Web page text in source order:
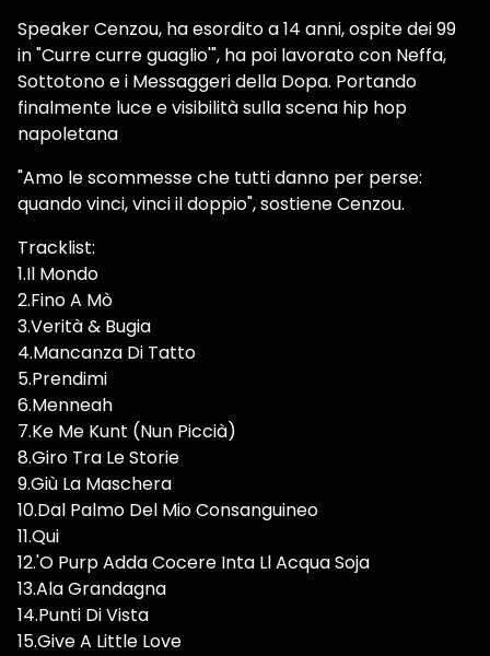
Speaker Cenzou, ha esordito a 14 anni, ospite dei 99
in "Curre curre guaglio'", ha poi lavorato con Neffa,
Sottotono e i Messaggeri della Dopa. Portando
finalmente luce e visibilità sulla scena hip hop
napoletana
"Amo le scommesse che tutti danno per perse:
quando vinci, vinci il doppio", sostiene Cenzou.
Tracklist:
1.Il Mondo
2.Fino A Mò
3.Verità & Bugia
4.Mancanza Di Tatto
5.Prendimi
6.Menneah
7.Ke Me Kunt (Nun Piccià)
8.Giro Tra Le Storie
9.Giù La Maschera
10.Dal Palmo Del Mio Consanguineo
11.Qui
12.'O Purp Adda Cocere Inta Ll Acqua Soja
13.Ala Grandagna
14.Punti Di Vista
15.Give A Little Love